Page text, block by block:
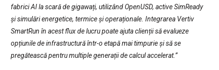
fabrici AI la scară de gigawați, utilizând OpenUSD, active SimReady
și simulări energetice, termice și operaționale. Integrarea Vertiv
SmartRun în acest flux de lucru poate ajuta clienții să evalueze
opțiunile de infrastructură într-o etapă mai timpurie și să se
pregătească pentru multiple generații de calcul accelerat.”